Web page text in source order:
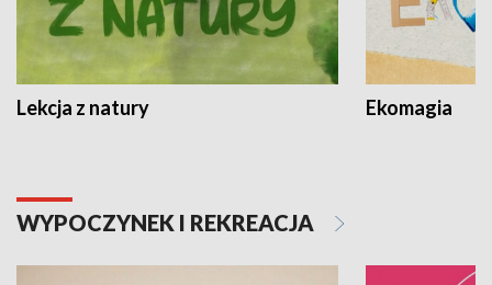
Lekcja z natury Ekomagia
WYPOCZYNEK I REKREACJA